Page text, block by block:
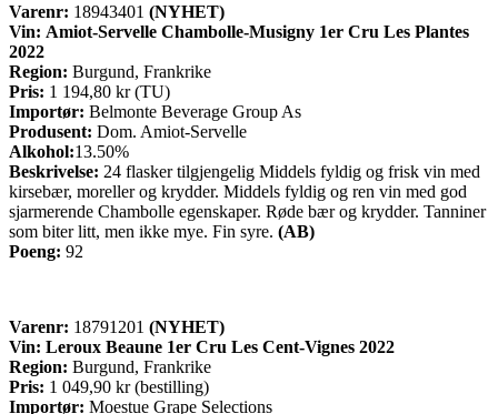
Varenr: 18943401 (NYHET)
Vin: Amiot-Servelle Chambolle-Musigny 1er Cru Les Plantes
2022
Region: Burgund, Frankrike
Pris: 1 194,80 kr (TU)
Importør: Belmonte Beverage Group As
Produsent: Dom. Amiot-Servelle
Alkohol:13.50%
Beskrivelse: 24 flasker tilgjengelig Middels fyldig og frisk vin med
kirsebær, moreller og krydder. Middels fyldig og ren vin med god
sjarmerende Chambolle egenskaper. Røde bær og krydder. Tanniner
som biter litt, men ikke mye. Fin syre. (AB)
Poeng: 92
Varenr: 18791201 (NYHET)
Vin: Leroux Beaune 1er Cru Les Cent-Vignes 2022
Region: Burgund, Frankrike
Pris: 1 049,90 kr (bestilling)
Importør: Moestue Grape Selections